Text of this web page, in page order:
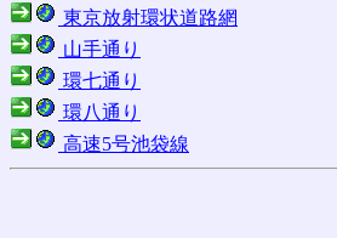
東京放射環状道路網
山手通り
環七通り
環八通り
高速5号池袋線